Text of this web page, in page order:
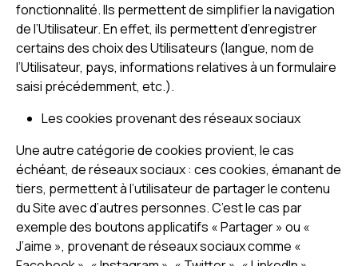
fonctionnalité. Ils permettent de simplifier la navigation
de l’Utilisateur. En effet, ils permettent d’enregistrer
certains des choix des Utilisateurs (langue, nom de
l’Utilisateur, pays, informations relatives à un formulaire
saisi précédemment, etc.).
Les cookies provenant des réseaux sociaux
Une autre catégorie de cookies provient, le cas
échéant, de réseaux sociaux : ces cookies, émanant de
tiers, permettent à l’utilisateur de partager le contenu
du Site avec d’autres personnes. C’est le cas par
exemple des boutons applicatifs « Partager » ou «
J’aime », provenant de réseaux sociaux comme «